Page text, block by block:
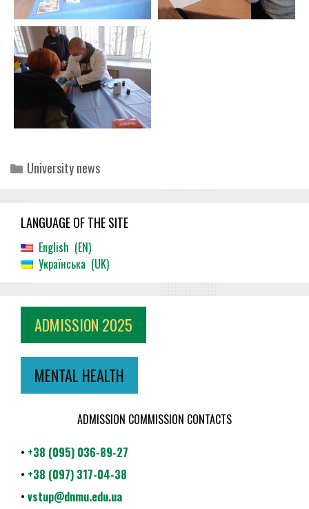
Categories
University news
LANGUAGE OF THE SITE
English
EN
Українська
UK
ADMISSION 2025
MENTAL HEALTH
ADMISSION COMMISSION CONTACTS
• +38 (095) 036-89-27
• +38 (097) 317-04-38
• vstup@dnmu.edu.ua